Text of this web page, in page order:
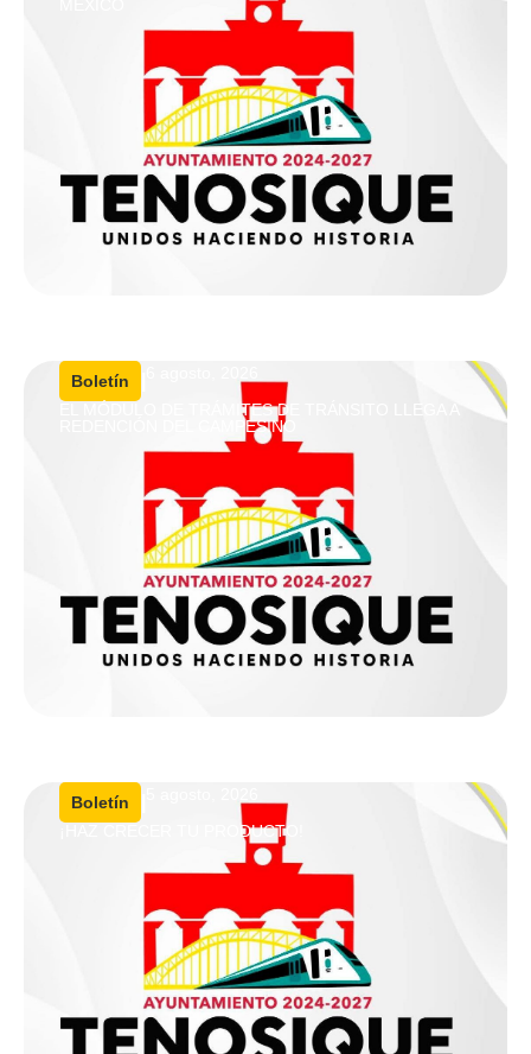
Boletín
EL MÓDULO DE TRÁMITES DE TRÁNSITO LLEGA A
REDENCIÓN DEL CAMPESINO
Boletín
¡HAZ CRECER TU PRODUCTO!